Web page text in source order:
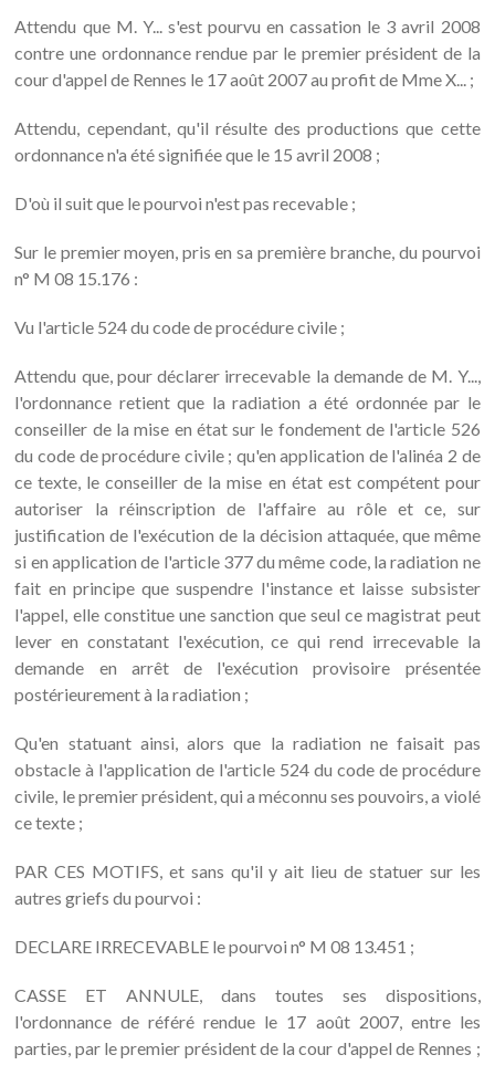
Attendu que M. Y... s'est pourvu en cassation le 3 avril 2008
contre une ordonnance rendue par le premier président de la
cour d'appel de Rennes le 17 août 2007 au profit de Mme X... ;
Attendu, cependant, qu'il résulte des productions que cette
ordonnance n'a été signifiée que le 15 avril 2008 ;
D'où il suit que le pourvoi n'est pas recevable ;
Sur le premier moyen, pris en sa première branche, du pourvoi
n° M 08 15.176 :
Vu l'article 524 du code de procédure civile ;
Attendu que, pour déclarer irrecevable la demande de M. Y...,
l'ordonnance retient que la radiation a été ordonnée par le
conseiller de la mise en état sur le fondement de l'article 526
du code de procédure civile ; qu'en application de l'alinéa 2 de
ce texte, le conseiller de la mise en état est compétent pour
autoriser la réinscription de l'affaire au rôle et ce, sur
justification de l'exécution de la décision attaquée, que même
si en application de l'article 377 du même code, la radiation ne
fait en principe que suspendre l'instance et laisse subsister
l'appel, elle constitue une sanction que seul ce magistrat peut
lever en constatant l'exécution, ce qui rend irrecevable la
demande en arrêt de l'exécution provisoire présentée
postérieurement à la radiation ;
Qu'en statuant ainsi, alors que la radiation ne faisait pas
obstacle à l'application de l'article 524 du code de procédure
civile, le premier président, qui a méconnu ses pouvoirs, a violé
ce texte ;
PAR CES MOTIFS, et sans qu'il y ait lieu de statuer sur les
autres griefs du pourvoi :
DECLARE IRRECEVABLE le pourvoi n° M 08 13.451 ;
CASSE ET ANNULE, dans toutes ses dispositions,
l'ordonnance de référé rendue le 17 août 2007, entre les
parties, par le premier président de la cour d'appel de Rennes ;